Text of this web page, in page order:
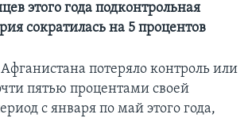
этого года подконтрольная
сократилась на 5 процентов
потеряло контроль или
пятью процентами своей
с января по май этого года,